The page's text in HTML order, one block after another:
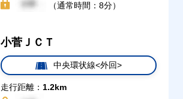
（通常時間：8分）
小菅ＪＣＴ
中央環状線<外回>
走行距離： 1.2km